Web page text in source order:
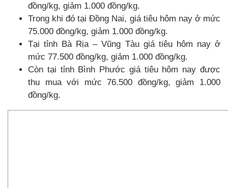
đồng/kg, giảm 1.000 đồng/kg.
Trong khi đó tại Đồng Nai, giá tiêu hôm nay ở mức
75.000 đồng/kg, giảm 1.000 đồng/kg.
Tại tỉnh Bà Rịa – Vũng Tàu giá tiêu hôm nay ở
mức 77.500 đồng/kg, giảm 1.000 đồng/kg.
Còn tại tỉnh Bình Phước giá tiêu hôm nay được
thu mua với mức 76.500 đồng/kg, giảm 1.000
đồng/kg.